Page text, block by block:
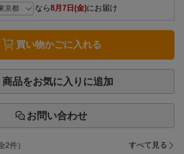
なら8月7日(金)にお届け
買い物かごに入れる
商品をお気に入りに追加
お問い合わせ
2件） すべて見る